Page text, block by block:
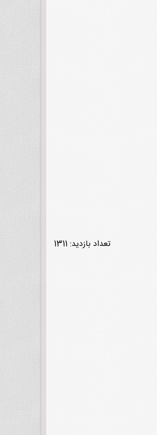
تعداد بازدید: 1311